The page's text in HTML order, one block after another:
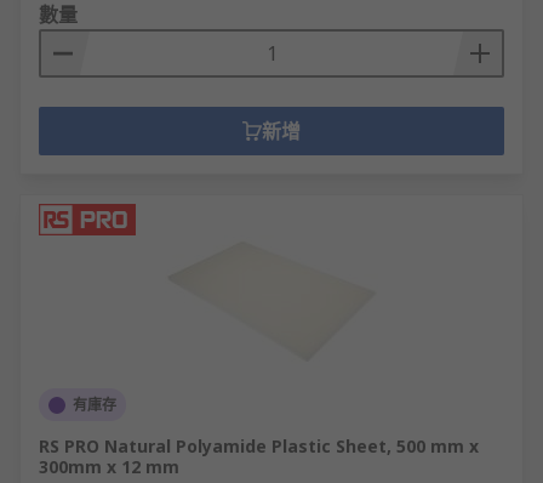
數量
新增
有庫存
RS PRO Natural Polyamide Plastic Sheet, 500 mm x
300mm x 12 mm